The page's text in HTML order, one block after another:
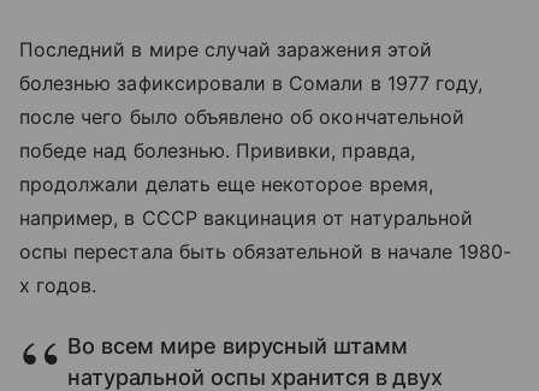
Последний в мире случай заражения этой
болезнью зафиксировали в Сомали в 1977 году,
после чего было объявлено об окончательной
победе над болезнью. Прививки, правда,
продолжали делать еще некоторое время,
например, в СССР вакцинация от натуральной
оспы перестала быть обязательной в начале 1980-
х годов.
Во всем мире вирусный штамм
натуральной оспы хранится в двух